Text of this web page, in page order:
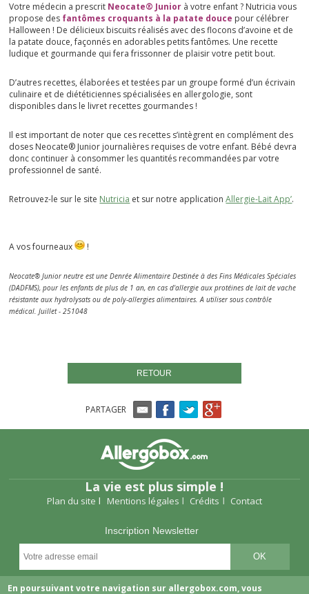
Votre médecin a prescrit Neocate® Junior à votre enfant ? Nutricia vous
propose des fantômes croquants à la patate douce pour célébrer
Halloween ! De délicieux biscuits réalisés avec des flocons d’avoine et de
la patate douce, façonnés en adorables petits fantômes. Une recette
ludique et gourmande qui fera frissonner de plaisir votre petit bout.
D’autres recettes, élaborées et testées par un groupe formé d’un écrivain
culinaire et de diététiciennes spécialisées en allergologie, sont
disponibles dans le livret recettes gourmandes !
Il est important de noter que ces recettes s’intègrent en complément des
doses Neocate® Junior journalières requises de votre enfant. Bébé devra
donc continuer à consommer les quantités recommandées par votre
professionnel de santé.
Retrouvez-le sur le site Nutricia et sur notre applicationAllergie-Lait App’.
A vos fourneaux !
Neocate® Junior neutre est une Denrée Alimentaire Destinée à des Fins Médicales Spéciales
(DADFMS), pour les enfants de plus de 1 an, en cas d'allergie aux protéines de lait de vache
résistante aux hydrolysats ou de poly-allergies alimentaires. A utiliser sous contrôle
médical. Juillet - 251048
RETOUR
PARTAGER
La vie est plus simple !
Plan du site Mentions légales Crédits Contact
Inscription Newsletter
Suivez-nous
En poursuivant votre navigation sur allergobox.com, vous